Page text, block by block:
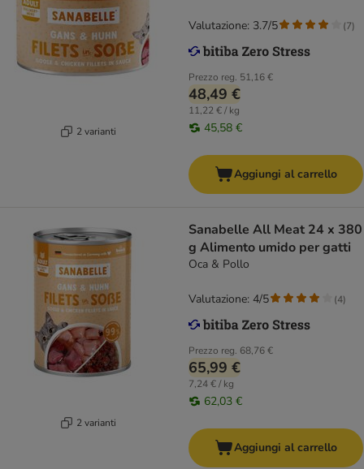
2 varianti
Prezzo reg. 51,16 €
48,49 €
11,22 € / kg
45,58 €
Valutazione: 3.7/5 (7)
Aggiungi al carrello
2 varianti
Sanabelle All Meat 24 x 380
g Alimento umido per gatti
Oca & Pollo
Prezzo reg. 68,76 €
65,99 €
7,24 € / kg
62,03 €
Valutazione: 4/5 (4)
Aggiungi al carrello